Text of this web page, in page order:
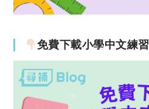
免費下載小學中文練習